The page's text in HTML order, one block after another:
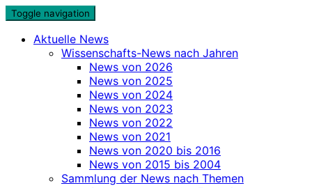
Skip
content
Toggle navigation
Aktuelle News
Wissenschafts-News nach Jahren
News von 2026
News von 2025
News von 2024
News von 2023
News von 2022
News von 2021
News von 2020 bis 2016
News von 2015 bis 2004
Sammlung der News nach Themen